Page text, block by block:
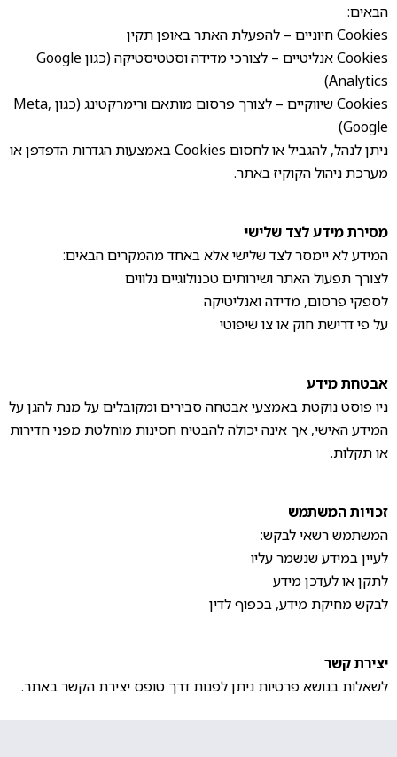
הבאים:
Cookies חיוניים – להפעלת האתר באופן תקין
Cookies אנליטיים – לצורכי מדידה וסטטיסטיקה (כגון Google
Analytics)
Cookies שיווקיים – לצורך פרסום מותאם ורימרקטינג (כגון Meta,
Google)
ניתן לנהל, להגביל או לחסום Cookies באמצעות הגדרות הדפדפן או
מערכת ניהול הקוקיז באתר.
מסירת מידע לצד שלישי
המידע לא יימסר לצד שלישי אלא באחד מהמקרים הבאים:
לצורך תפעול האתר ושירותים טכנולוגיים נלווים
לספקי פרסום, מדידה ואנליטיקה
על פי דרישת חוק או צו שיפוטי
אבטחת מידע
ניו פוסט נוקטת באמצעי אבטחה סבירים ומקובלים על מנת להגן על
המידע האישי, אך אינה יכולה להבטיח חסינות מוחלטת מפני חדירות
או תקלות.
זכויות המשתמש
המשתמש רשאי לבקש:
לעיין במידע שנשמר עליו
לתקן או לעדכן מידע
לבקש מחיקת מידע, בכפוף לדין
יצירת קשר
לשאלות בנושא פרטיות ניתן לפנות דרך טופס יצירת הקשר באתר.